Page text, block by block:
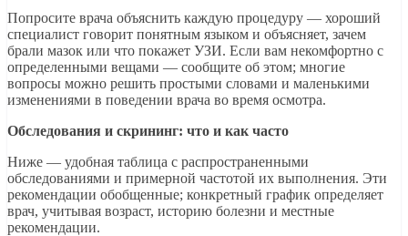
Попросите врача объяснить каждую процедуру — хороший
специалист говорит понятным языком и объясняет, зачем
брали мазок или что покажет УЗИ. Если вам некомфортно с
определенными вещами — сообщите об этом; многие
вопросы можно решить простыми словами и маленькими
изменениями в поведении врача во время осмотра.
Обследования и скрининг: что и как часто
Ниже — удобная таблица с распространенными
обследованиями и примерной частотой их выполнения. Эти
рекомендации обобщенные; конкретный график определяет
врач, учитывая возраст, историю болезни и местные
рекомендации.